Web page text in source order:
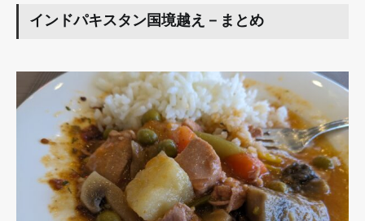
インドパキスタン国境越え－まとめ